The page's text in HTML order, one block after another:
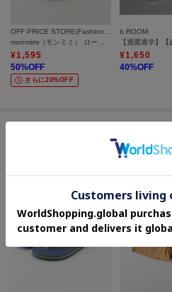
＝＝＝＝＝＝＝＝＝＝＝＝＝＝＝＝＝＝
¥1,595
50%OFF
さらに20%OFF
b.ROOM
¥1,650
40%OFF
この商品を見た人は
チェックし